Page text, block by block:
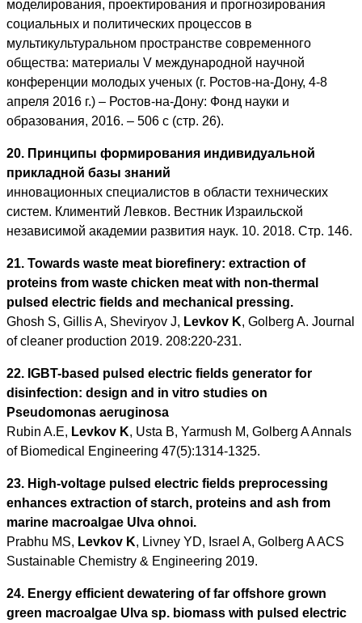
моделирования, проектирования и прогнозирования
социальных и политических процессов в
мультикультуральном пространстве современного
общества: материалы V международной научной
конференции молодых ученых (г. Ростов-на-Дону, 4-8
апреля 2016 г.) – Ростов-на-Дону: Фонд науки и
образования, 2016. – 506 с (стр. 26).
20. Принципы формирования индивидуальной
прикладной базы знаний
инновационных специалистов в области технических
систем. Климентий Левков. Вестник Израильской
независимой академии развития наук. 10. 2018. Стр. 146.
21. Towards waste meat biorefinery: extraction of
proteins from waste chicken meat with non-thermal
pulsed electric fields and mechanical pressing.
Ghosh S, Gillis A, Sheviryov J, Levkov K, Golberg A. Journal
of cleaner production 2019. 208:220-231.
22. IGBT-based pulsed electric fields generator for
disinfection: design and in vitro studies on
Pseudomonas aeruginosa
Rubin A.E, Levkov K, Usta B, Yarmush M, Golberg A Annals
of Biomedical Engineering 47(5):1314-1325.
23. High-voltage pulsed electric fields preprocessing
enhances extraction of starch, proteins and ash from
marine macroalgae Ulva ohnoi.
Prabhu MS, Levkov K, Livney YD, Israel A, Golberg A ACS
Sustainable Chemistry & Engineering 2019.
24. Energy efficient dewatering of far offshore grown
green macroalgae Ulva sp. biomass with pulsed electric